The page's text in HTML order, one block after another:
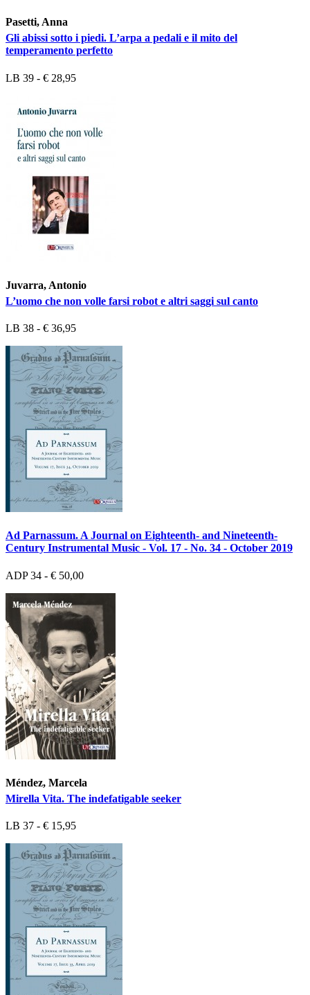
Pasetti, Anna
Gli abissi sotto i piedi. L’arpa a pedali e il mito del
temperamento perfetto
LB 39 - € 28,95
Juvarra, Antonio
L’uomo che non volle farsi robot e altri saggi sul canto
LB 38 - € 36,95
Ad Parnassum. A Journal on Eighteenth- and Nineteenth-
Century Instrumental Music - Vol. 17 - No. 34 - October 2019
ADP 34 - € 50,00
Méndez, Marcela
Mirella Vita. The indefatigable seeker
LB 37 - € 15,95